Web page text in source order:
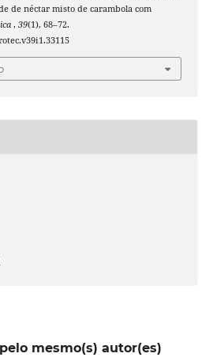
de néctar misto de carambola com
, 39(1), 68–72.
mesmo(s) autor(es)